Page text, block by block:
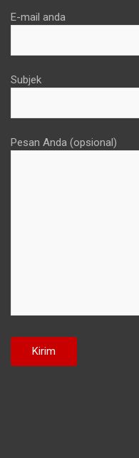
E-mail anda
Subjek
Pesan Anda (opsional)